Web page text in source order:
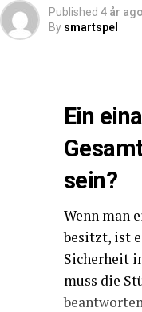
Published 4 år ago
By smartspel
Ein
sein?
Wenn man
besitzt, ist
Sicherheit
muss die